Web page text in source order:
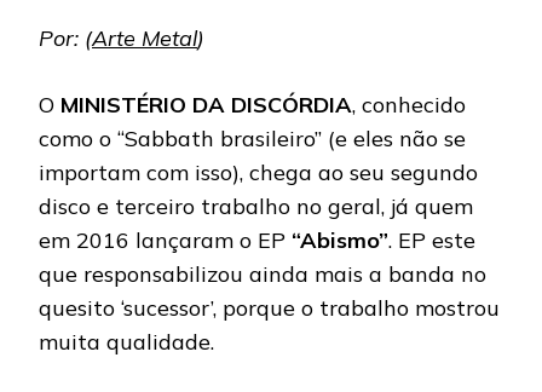
Por: (Arte Metal)
O MINISTÉRIO DA DISCÓRDIA, conhecido
como o “Sabbath brasileiro” (e eles não se
importam com isso), chega ao seu segundo
disco e terceiro trabalho no geral, já quem
em 2016 lançaram o EP “Abismo”. EP este
que responsabilizou ainda mais a banda no
quesito ‘sucessor’, porque o trabalho mostrou
muita qualidade.